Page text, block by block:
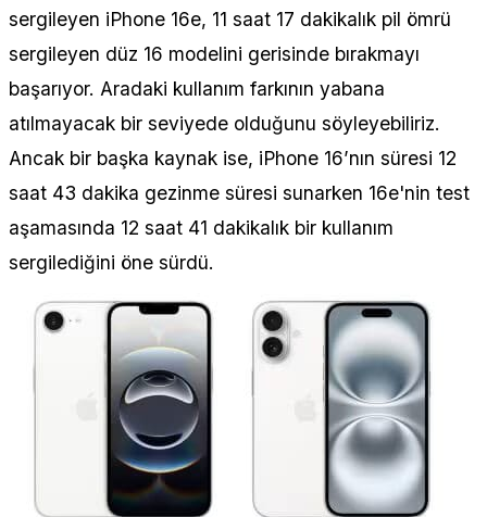
sergileyen iPhone 16e, 11 saat 17 dakikalık pil ömrü
sergileyen düz 16 modelini gerisinde bırakmayı
başarıyor. Aradaki kullanım farkının yabana
atılmayacak bir seviyede olduğunu söyleyebiliriz.
Ancak bir başka kaynak ise, iPhone 16’nın süresi 12
saat 43 dakika gezinme süresi sunarken 16e'nin test
aşamasında 12 saat 41 dakikalık bir kullanım
sergilediğini öne sürdü.